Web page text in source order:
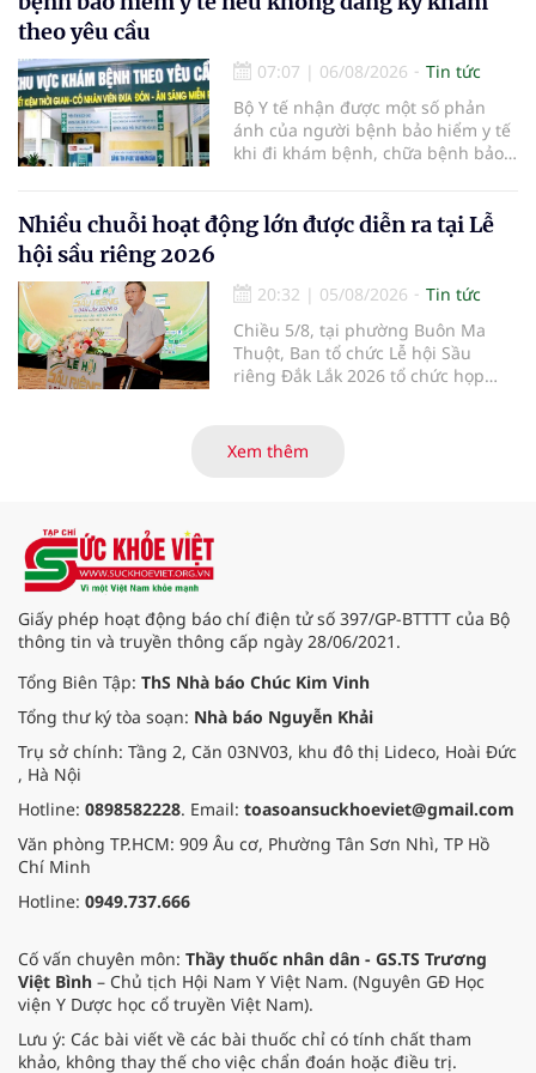
đại mới kết hợp giữa Tri thức, Bản
theo yêu cầu
07:07 | 06/08/2026
Tin tức
Bộ Y tế nhận được một số phản
ánh của người bệnh bảo hiểm y tế
khi đi khám bệnh, chữa bệnh bảo
bệnh, chữa bệnh theo yêu cầu
nhưng vẫn phải nộp thêm các chi
phần cùng chi trả.
Nhiều chuỗi hoạt động lớn được diễn ra tại Lễ
hội sầu riêng 2026
20:32 | 05/08/2026
Tin tức
Chiều 5/8, tại phường Buôn Ma
Thuột, Ban tổ chức Lễ hội Sầu
riêng Đắk Lắk 2026 tổ chức họp
hội Sầu riêng Đắk Lắk năm 2026 có
chủ đề “Sầu riêng Đắk Lắk – Kết nối
Xem thêm
Giấy phép hoạt động báo chí điện tử số 397/GP-BTTTT của Bộ
thông tin và truyền thông cấp ngày 28/06/2021.
Tổng Biên Tập: ThS Nhà báo Chúc Kim Vinh
Tổng thư ký tòa soạn: Nhà báo Nguyễn Khải
Trụ sở chính: Tầng 2, Căn 03NV03, khu đô thị Lideco, Hoài Đức
, Hà Nội
Hotline: 0898582228. Email: toasoansuckhoeviet@gmail.com
Văn phòng TP.HCM: 909 Âu cơ, Phường Tân Sơn Nhì, TP Hồ
Chí Minh
Hotline: 0949.737.666
Cố vấn chuyên môn: Thầy thuốc nhân dân - GS.TS Trương
Việt Bình – Chủ tịch Hội Nam Y Việt Nam. (Nguyên GĐ Học
viện Y Dược học cổ truyền Việt Nam).
Lưu ý: Các bài viết về các bài thuốc chỉ có tính chất tham
khảo, không thay thế cho việc chẩn đoán hoặc điều trị.